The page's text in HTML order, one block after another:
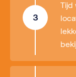
3
Tijd